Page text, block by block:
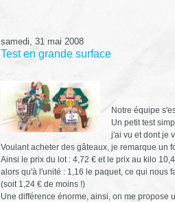
samedi, 31 mai 2008
Test en grande surface
Notre équipe
Un petit test
j'ai vu et dont je
Voulant acheter des gâteaux, je remarque un
Ainsi le prix du lot : 4,72 € et le prix au kilo
alors qu'à l'unité : 1,16 le paquet, ce qui nous
(soit 1,24 € de moins !)
Une différence énorme, ainsi, on me propose